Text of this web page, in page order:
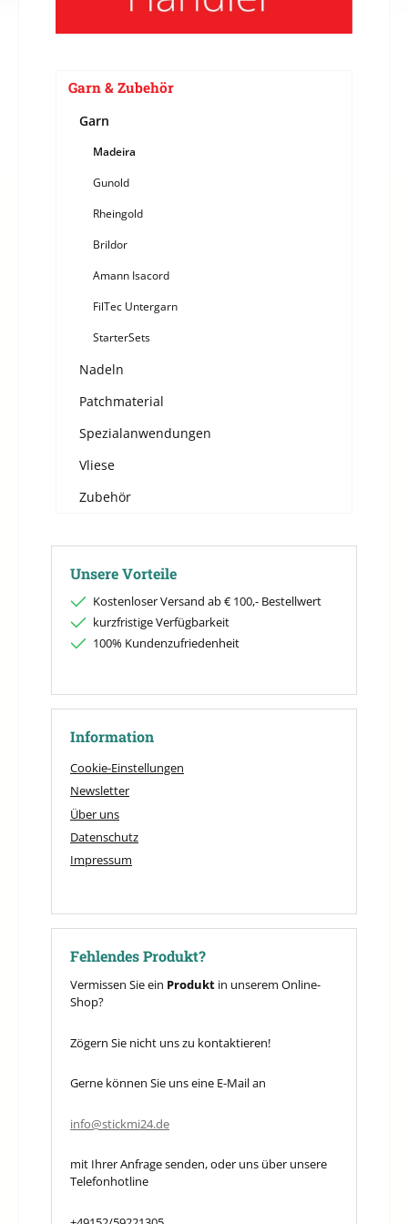
Garn & Zubehör
Garn
Madeira
Gunold
Rheingold
Brildor
Amann Isacord
FilTec Untergarn
StarterSets
Nadeln
Patchmaterial
Spezialanwendungen
Vliese
Zubehör
Unsere Vorteile
Kostenloser Versand ab € 100,- Bestellwert
kurzfristige Verfügbarkeit
100% Kundenzufriedenheit
Information
Cookie-Einstellungen
Newsletter
Über uns
Datenschutz
Impressum
Fehlendes Produkt?
Vermissen Sie ein Produkt in unserem Online-
Shop?
Zögern Sie nicht uns zu kontaktieren!
Gerne können Sie uns eine E-Mail an
info@stickmi24.de
mit Ihrer Anfrage senden, oder uns über unsere
Telefonhotline